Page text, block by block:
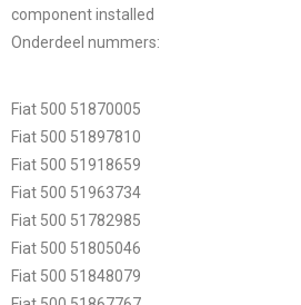
component installed
Onderdeel nummers:
Fiat 500 51870005
Fiat 500 51897810
Fiat 500 51918659
Fiat 500 51963734
Fiat 500 51782985
Fiat 500 51805046
Fiat 500 51848079